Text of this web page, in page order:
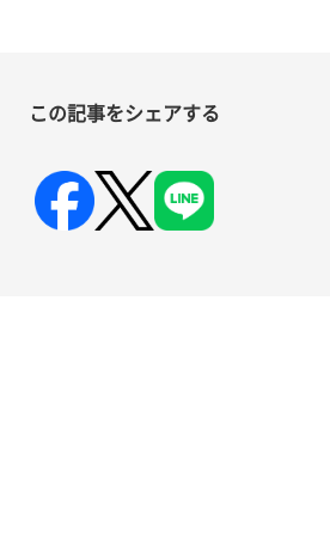
この記事をシェアする